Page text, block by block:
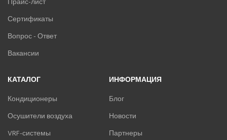
Сертификаты
Вопрос - Ответ
Вакансии
КАТАЛОГ
Кондиционеры
Осушители воздуха
VRF-системы
ИНФОРМАЦИЯ
Блог
Новости
Партнеры